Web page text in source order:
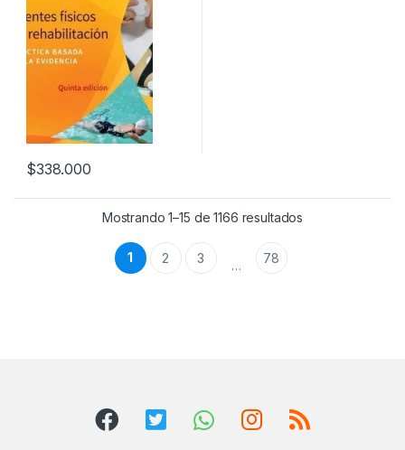
$338.000
Mostrando 1–15 de 1166 resultados
1 2 3 … 78